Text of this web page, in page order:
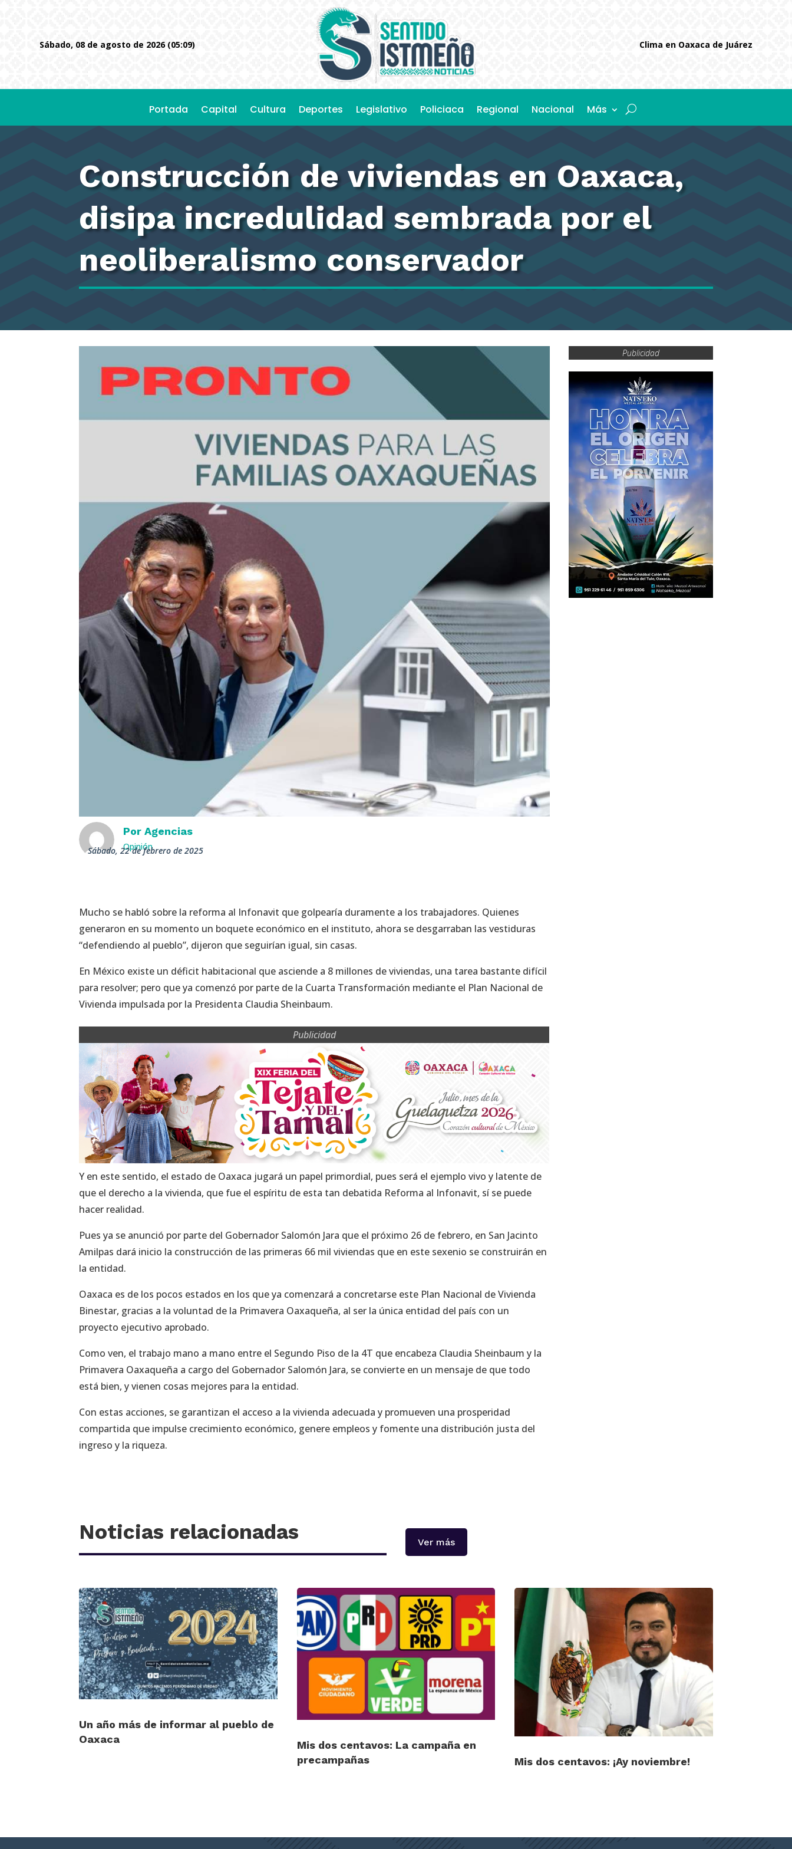
sábado, 08 de agosto de 2026 (05:09) Clima en Oaxaca de Juárez
Portada Capital Cultura Deportes Legislativo Policiaca Regional Nacional Más
Construcción de viviendas en Oaxaca,
disipa incredulidad sembrada por el
neoliberalismo conservador
PorAgencias
Opinión
sábado, 22 de febrero de 2025
Mucho se habló sobre la reforma al Infonavit que golpearía duramente a los trabajadores. Quienes
generaron en su momento un boquete económico en el instituto, ahora se desgarraban las vestiduras
“defendiendo al pueblo”, dijeron que seguirían igual, sin casas.
En México existe un déficit habitacional que asciende a 8 millones de viviendas, una tarea bastante difícil
para resolver; pero que ya comenzó por parte de la Cuarta Transformación mediante el Plan Nacional de
Vivienda impulsada por la Presidenta Claudia Sheinbaum.
Publicidad
Y en este sentido, el estado de Oaxaca jugará un papel primordial, pues será el ejemplo vivo y latente de
que el derecho a la vivienda, que fue el espíritu de esta tan debatida Reforma al Infonavit, sí se puede
hacer realidad.
Pues ya se anunció por parte del Gobernador Salomón Jara que el próximo 26 de febrero, en San Jacinto
Amilpas dará inicio la construcción de las primeras 66 mil viviendas que en este sexenio se construirán en
la entidad.
Oaxaca es de los pocos estados en los que ya comenzará a concretarse este Plan Nacional de Vivienda
Binestar, gracias a la voluntad de la Primavera Oaxaqueña, al ser la única entidad del país con un
proyecto ejecutivo aprobado.
Como ven, el trabajo mano a mano entre el Segundo Piso de la 4T que encabeza Claudia Sheinbaum y la
Primavera Oaxaqueña a cargo del Gobernador Salomón Jara, se convierte en un mensaje de que todo
está bien, y vienen cosas mejores para la entidad.
Con estas acciones, se garantizan el acceso a la vivienda adecuada y promueven una prosperidad
compartida que impulse crecimiento económico, genere empleos y fomente una distribución justa del
ingreso y la riqueza.
Publicidad
Noticias relacionadas Ver más
Un año más de informar al pueblo de
Oaxaca
Mis dos centavos: La campaña en
precampañas
Mis dos centavos: ¡Ay noviembre!